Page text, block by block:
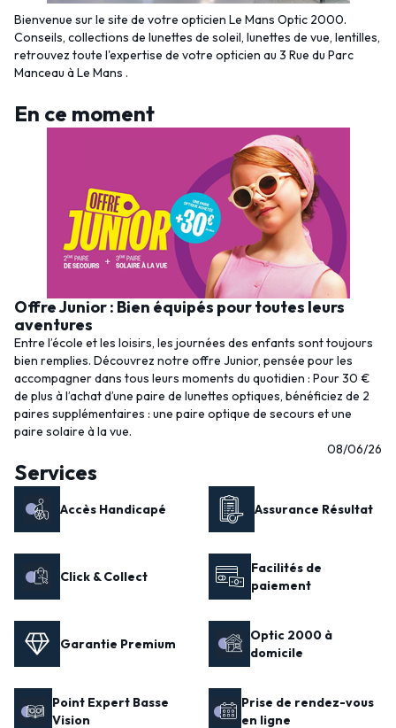
Bienvenue sur le site de votre opticien Le Mans Optic 2000.
Conseils, collections de lunettes de soleil, lunettes de vue, lentilles,
retrouvez toute l'expertise de votre opticien au 3 Rue du Parc
Manceau à Le Mans .
En ce moment
Offre Junior : Bien équipés pour toutes leurs
aventures
Entre l’école et les loisirs, les journées des enfants sont toujours
bien remplies. Découvrez notre offre Junior, pensée pour les
accompagner dans tous leurs moments du quotidien : Pour 30 €
de plus à l’achat d’une paire de lunettes optiques, bénéficiez de 2
paires supplémentaires : une paire optique de secours et une
paire solaire à la vue.
08/06/26
Services
Accès Handicapé Assurance Résultat
Click & Collect
Facilités de
paiement
Garantie Premium
Optic 2000 à
domicile
Point Expert Basse
Vision
Prise de rendez-vous
en ligne